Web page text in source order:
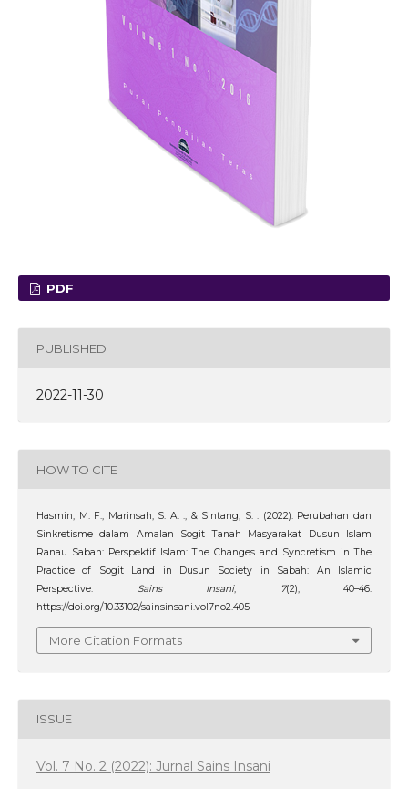
PDF
PUBLISHED
2022-11-30
HOW TO CITE
Hasmin, M. F., Marinsah, S. A. ., & Sintang, S. . (2022). Perubahan dan
Sinkretisme dalam Amalan Sogit Tanah Masyarakat Dusun Islam
Ranau Sabah: Perspektif Islam: The Changes and Syncretism in The
Practice of Sogit Land in Dusun Society in Sabah: An Islamic
Perspective.
Sains Insani, 7(2), 40–46.
https://doi.org/10.33102/sainsinsani.vol7no2.405
More Citation Formats
ISSUE
Vol. 7 No. 2 (2022): Jurnal Sains Insani